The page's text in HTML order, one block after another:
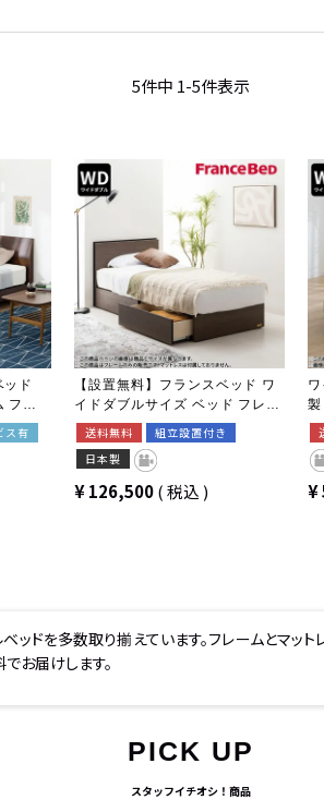
5件中 1-5件表示
ッド
フラ
チュ
ス有
【設置無料】フランスベッド ワ
イドダブルサイズ ベッド フレー
ム BG-001 BG-002 DR 引き出し
引出し 収納 キャビネット 棚付
き スリム棚 コンセント 充電 す
のこ 日本製
送料無料
組立設置付き
日本製
¥126,500 税込
製
コ
¥
ベッドを多数取り揃えています。フレームとマ
お届けします。
PICK UP
スタッフイチオシ！商品